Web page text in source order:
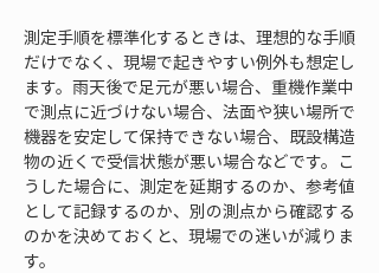
測定手順を標準化するときは、理想的な手順
だけでなく、現場で起きやすい例外も想定し
ます。雨天後で足元が悪い場合、重機作業中
で測点に近づけない場合、法面や狭い場所で
機器を安定して保持できない場合、既設構造
物の近くで受信状態が悪い場合などです。こ
うした場合に、測定を延期するのか、参考値
として記録するのか、別の測点から確認する
のかを決めておくと、現場での迷いが減りま
す。